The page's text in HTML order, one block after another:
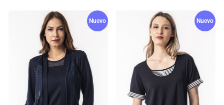
Nuevo Nuevo